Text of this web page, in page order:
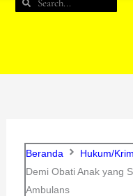
Beranda
Hukum/
Demi Obati Anak yang
Ambulans